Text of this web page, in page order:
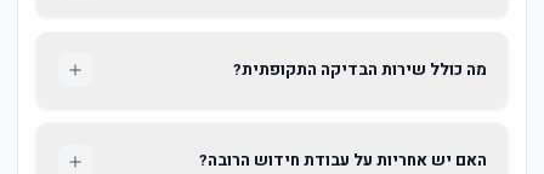
מה כולל שירות הבדיקה התקופתית?
האם יש אחריות על עבודת חידוש הרובה?